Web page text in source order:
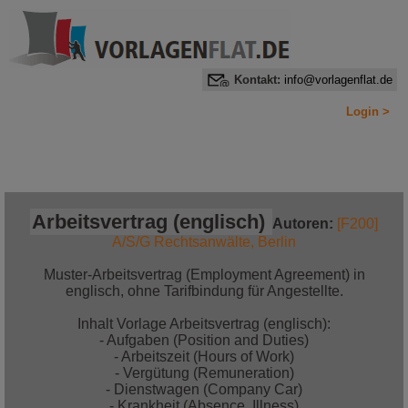
Kontakt: info@vorlagenflat.de
Login >
Arbeitsvertrag (englisch) Autoren: [F200]
A/S/G Rechtsanwälte, Berlin
Muster-Arbeitsvertrag (Employment Agreement) in
englisch, ohne Tarifbindung für Angestellte.
Inhalt Vorlage Arbeitsvertrag (englisch):
- Aufgaben (Position and Duties)
- Arbeitszeit (Hours of Work)
- Vergütung (Remuneration)
- Dienstwagen (Company Car)